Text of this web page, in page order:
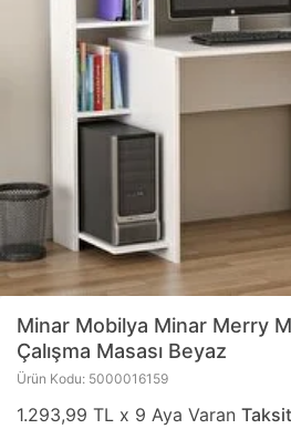
Minar Mobilya Minar Merry
Çalışma Masası Beyaz
Ürün Kodu: 5000016159
1.293,99 TL x 9 Aya Varan